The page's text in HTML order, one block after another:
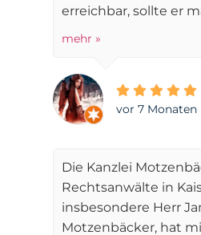
erreichbar, sollte er
mehr »
vor 7 Monaten
Die Kanzlei
Rechtsanwälte in
insbesondere Herr
Motzenbäcker, hat